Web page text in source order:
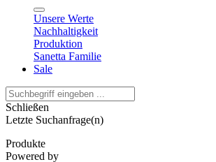
Unsere Werte
Nachhaltigkeit
Produktion
Sanetta Familie
Sale
Schließen
Letzte Suchanfrage(n)
Produkte
Powered by